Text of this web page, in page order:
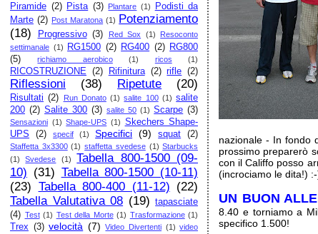
Piramide (2) Pista (3) Plantare (1)
Podisti da
Marte (2) Post Maratona (1) Potenziamento
(18)
Progressivo (3) Red Sox (1)
Resoconto
settimanale (1) RG1500 (2) RG400 (2) RG800
(5)
richiamo aerobico (1) ricos (1)
RICOSTRUZIONE (2) Rifinitura (2) rifle (2)
Riflessioni (38) Ripetute (20)
Risultati (2) Run Donato (1) salite 100 (1) salite
200 (2) Salite 300 (3) salite 50 (1) Scarpe (3)
Sensazioni (1) Shape-UPS (1) Skechers Shape-
UPS
(2) specif (1) Specifici (9) squat (2)
Staffetta 3x3300 (1) staffetta svedese (1) Starbucks
(1)
Svedese (1)
Tabella 800-1500 (09-
10) (31) Tabella 800-1500 (10-11)
(23) Tabella 800-400 (11-12) (22)
Tabella Valutativa 08 (19) tapasciate
(4) Test (1) Test della Morte (1) Trasformazione (1)
Trex (3) velocità (7) Video Divertenti (1) video
nazionale - In fondo
prossimo preparerò
con il Califfo posso
(incrociamo le dita!)
UN BUON
8.40 e torniamo a
specifico 1.500!